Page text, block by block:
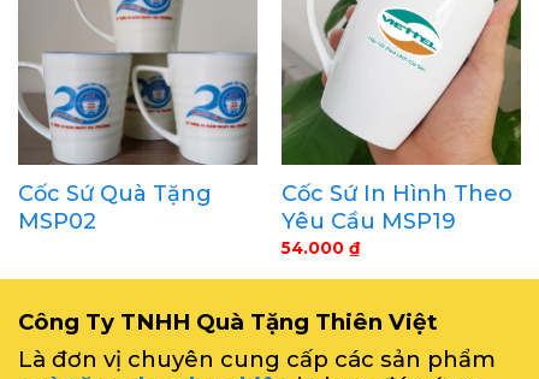
Cốc Sứ Quà Tặng
MSP02
Cốc Sứ In Hình Theo
Yêu Cầu MSP19
54.000 ₫
Công Ty TNHH Quà Tặng Thiên Việt
Là đơn vị chuyên cung cấp các sản phẩm